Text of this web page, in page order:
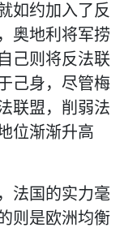
如约加入了反
奥地利将军捞
己则将反法联
己身，尽管梅
联盟，削弱法
位渐渐升高
法国的实力毫
则是欧洲均衡